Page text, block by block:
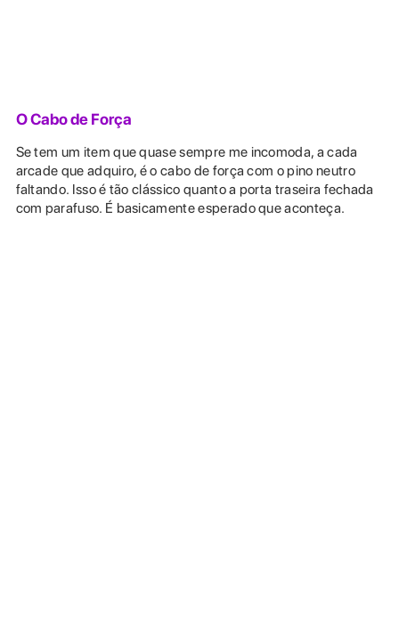
O Cabo de Força
Se tem um item que quase sempre me incomoda, a cada
arcade que adquiro, é o cabo de força com o pino neutro
faltando. Isso é tão clássico quanto a porta traseira fechada
com parafuso. É basicamente esperado que aconteça.